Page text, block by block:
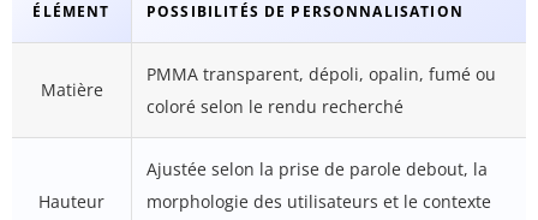
ÉLÉMENT POSSIBILITÉS DE PERSONNALISATION
Matière
PMMA transparent, dépoli, opalin, fumé ou
coloré selon le rendu recherché
Hauteur
Ajustée selon la prise de parole debout, la
morphologie des utilisateurs et le contexte